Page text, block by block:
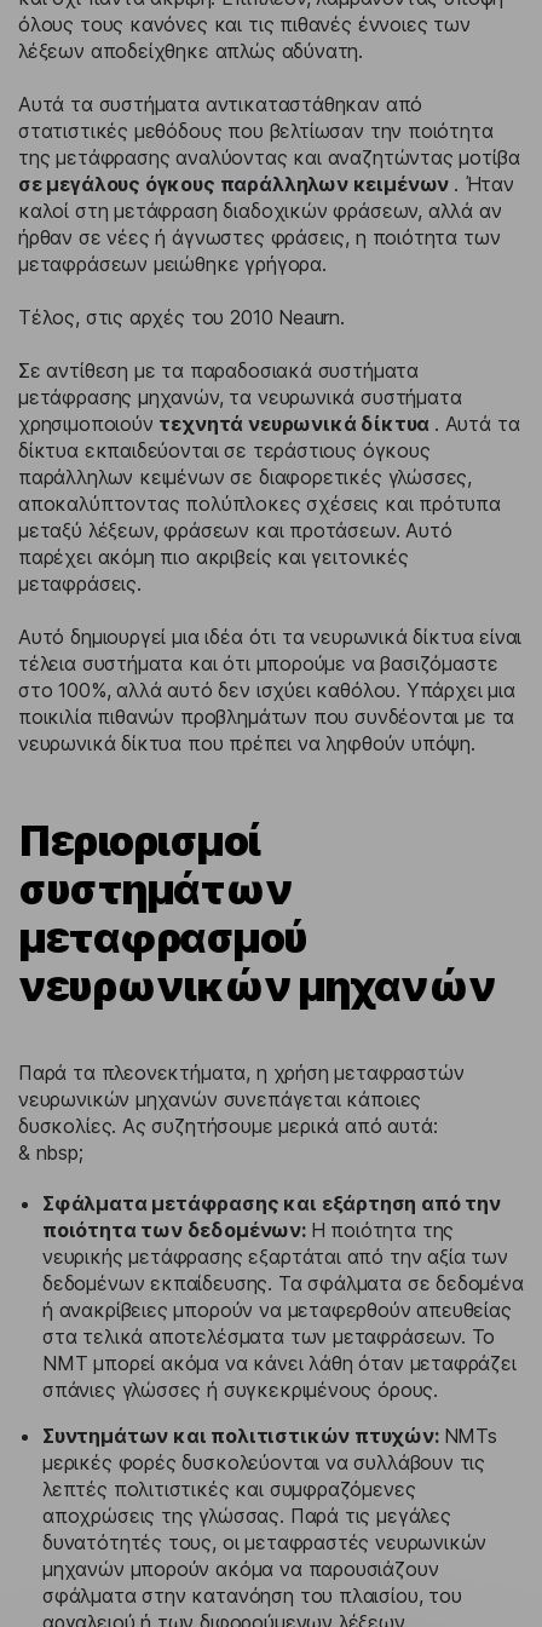
όλους τους κανόνες και τις πιθανές έννοιες των
λέξεων αποδείχθηκε απλώς αδύνατη.
Αυτά τα συστήματα αντικαταστάθηκαν από
στατιστικές μεθόδους που βελτίωσαν την ποιότητα
της μετάφρασης αναλύοντας και αναζητώντας μοτίβα
σε μεγάλους όγκους παράλληλων κειμένων . Ήταν
καλοί στη μετάφραση διαδοχικών φράσεων, αλλά αν
ήρθαν σε νέες ή άγνωστες φράσεις, η ποιότητα των
μεταφράσεων μειώθηκε γρήγορα.
Τέλος, στις αρχές του 2010 Neaurn.
Σε αντίθεση με τα παραδοσιακά συστήματα
μετάφρασης μηχανών, τα νευρωνικά συστήματα
χρησιμοποιούν τεχνητά νευρωνικά δίκτυα . Αυτά τα
δίκτυα εκπαιδεύονται σε τεράστιους όγκους
παράλληλων κειμένων σε διαφορετικές γλώσσες,
αποκαλύπτοντας πολύπλοκες σχέσεις και πρότυπα
μεταξύ λέξεων, φράσεων και προτάσεων. Αυτό
παρέχει ακόμη πιο ακριβείς και γειτονικές
μεταφράσεις.
Αυτό δημιουργεί μια ιδέα ότι τα νευρωνικά δίκτυα είναι
τέλεια συστήματα και ότι μπορούμε να βασιζόμαστε
στο 100%, αλλά αυτό δεν ισχύει καθόλου. Υπάρχει μια
ποικιλία πιθανών προβλημάτων που συνδέονται με τα
νευρωνικά δίκτυα που πρέπει να ληφθούν υπόψη.
Περιορισμοί
συστημάτων
μεταφρασμού
νευρωνικών μηχανών
Παρά τα πλεονεκτήματα, η χρήση μεταφραστών
νευρωνικών μηχανών συνεπάγεται κάποιες
δυσκολίες. Ας συζητήσουμε μερικά από αυτά:
& nbsp;
Σφάλματα μετάφρασης και εξάρτηση από την
ποιότητα των δεδομένων: Η ποιότητα της
νευρικής μετάφρασης εξαρτάται από την αξία των
δεδομένων εκπαίδευσης. Τα σφάλματα σε δεδομένα
ή ανακρίβειες μπορούν να μεταφερθούν απευθείας
στα τελικά αποτελέσματα των μεταφράσεων. Το
NMT μπορεί ακόμα να κάνει λάθη όταν μεταφράζει
σπάνιες γλώσσες ή συγκεκριμένους όρους.
Συντημάτων και πολιτιστικών πτυχών: NMTs
μερικές φορές δυσκολεύονται να συλλάβουν τις
λεπτές πολιτιστικές και συμφραζόμενες
αποχρώσεις της γλώσσας. Παρά τις μεγάλες
δυνατότητές τους, οι μεταφραστές νευρωνικών
μηχανών μπορούν ακόμα να παρουσιάζουν
σφάλματα στην κατανόηση του πλαισίου, του
αργαλειού ή των διφορούμενων λέξεων.